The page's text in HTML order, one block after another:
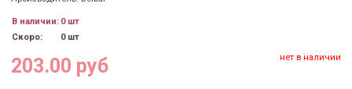
В наличии: 0 шт
Скоро:
0 шт
203.00 руб нет в наличии